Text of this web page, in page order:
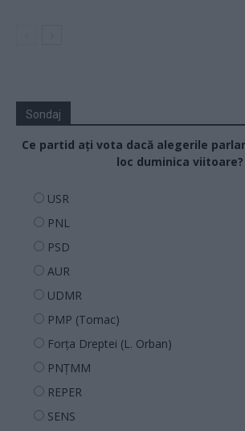
Sondaj
Ce partid ați vota dacă alegerile
loc duminica viitoare?
USR
PNL
PSD
AUR
UDMR
PMP (Tomac)
Forța Dreptei (L. Orban)
PNȚMM
REPER
SENS